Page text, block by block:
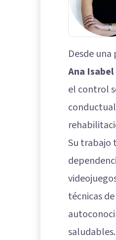
Desde
Ana
el control
Su trabajo
técnicas
saludables.